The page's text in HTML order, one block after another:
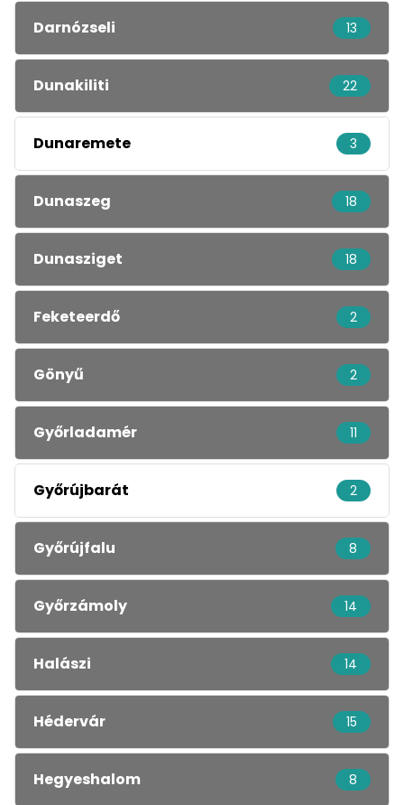
Darnózseli 13
Dunakiliti 22
Dunaremete 3
Dunaszeg 18
Dunasziget 18
Feketeerdő 2
Gönyű 2
Győrladamér 11
Győrújbarát 2
Győrújfalu 8
Győrzámoly 14
Halászi 14
Hédervár 15
Hegyeshalom 8